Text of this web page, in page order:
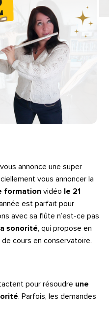
annonce une super
vous annoncer la
formation vidéo le 21
est parfait pour
avec sa flûte n’est-ce pas
sonorité, qui propose en
de cours en conservatoire.
pour résoudre une
. Parfois, les demandes